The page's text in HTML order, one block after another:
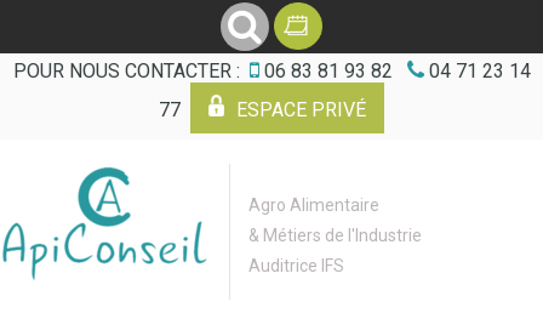
POUR NOUS CONTACTER : 06 83 81 93 82
04 71 23 14
77
ESPACE PRIVÉ
Agro Alimentaire
& Métiers de l'Industrie
Auditrice IFS